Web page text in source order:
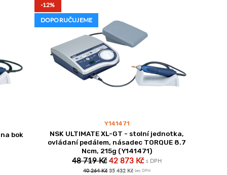
bok
-12%
DOPORUČUJEME
Y141471
NSK ULTIMATE XL-GT - stolní jednotka,
ovládaní pedálem, násadec TORQUE 8.7
Ncm, 215g (Y141471)
48 719 Kč 42 873 Kčs DPH
40 264 Kč 35 432 Kčbez DPH